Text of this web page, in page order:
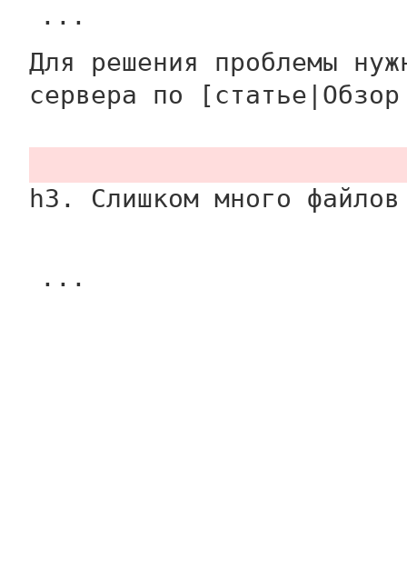
...
Для решения проблемы
сервера по
h3. Слишком много
...